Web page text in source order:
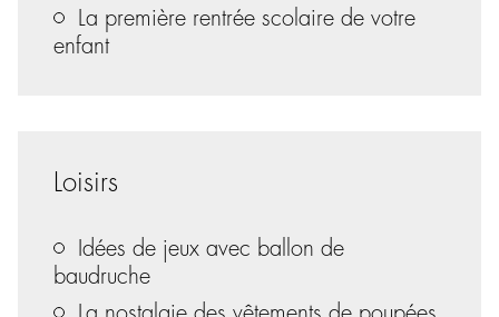
La première rentrée scolaire de votre
enfant
Loisirs
Idées de jeux avec ballon de
baudruche